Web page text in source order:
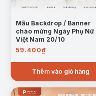
Mẫu Backdrop / Banner
chào mừng Ngày Phụ Nữ
Việt Nam 20/10
59.400₫
Thêm vào giỏ hàng